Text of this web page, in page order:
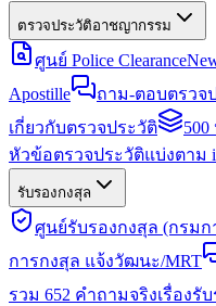
ตรวจประวัติอาชญากรรม
ศูนย์ Police Clearance
Apostille
ถาม-ตอบตรวจ
เกี่ยวกับตรวจประวัติ
หัวข้อตรวจประวัติแบ่งตาม
รับรองกงสุล
ศูนย์รับรองกงสุล (กรมก
การกงสุล แจ้งวัฒนะ/MRT
รวม 652 คำถามจริงเรื่องรั